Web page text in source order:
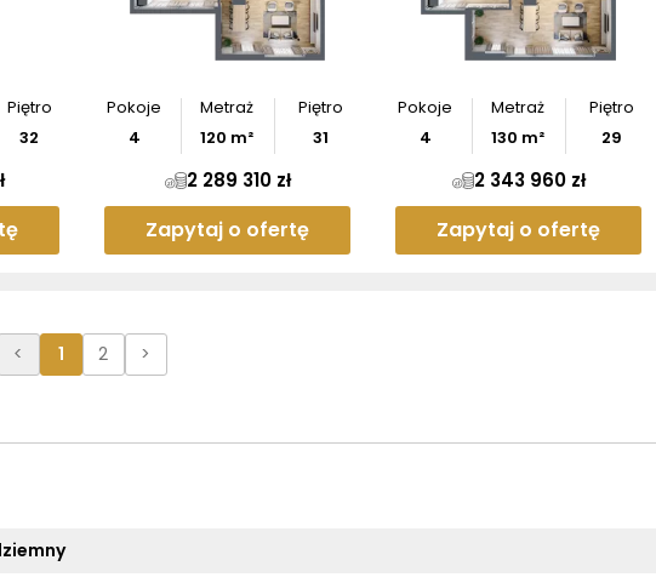
Piętro
32
Pokoje
4
Metraż
120 m²
Piętro
31
2 289 310 zł
Zapytaj o ofertę
Pokoje
4
Metraż
130 m²
Piętro
29
2 343 960 zł
Zapytaj o ofertę
< 1 2 >